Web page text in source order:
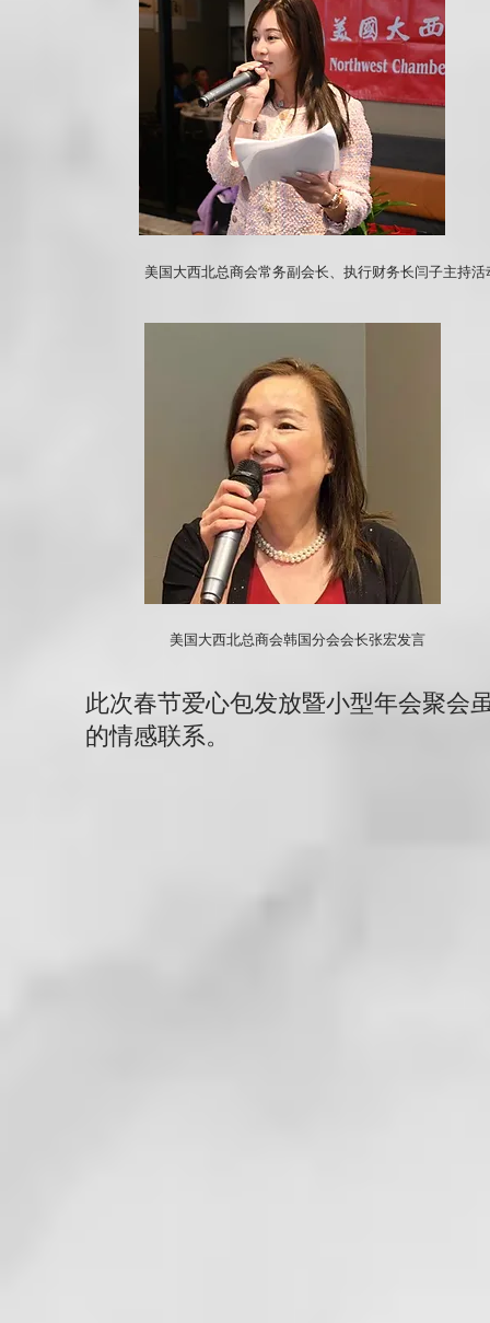
美国大西北总商会常务副会长、执行财务长闫子主持活
美国大西北总商会韩国分会会长张宏发言
此次春节爱心包发放暨小型年会聚会
的情感联系。